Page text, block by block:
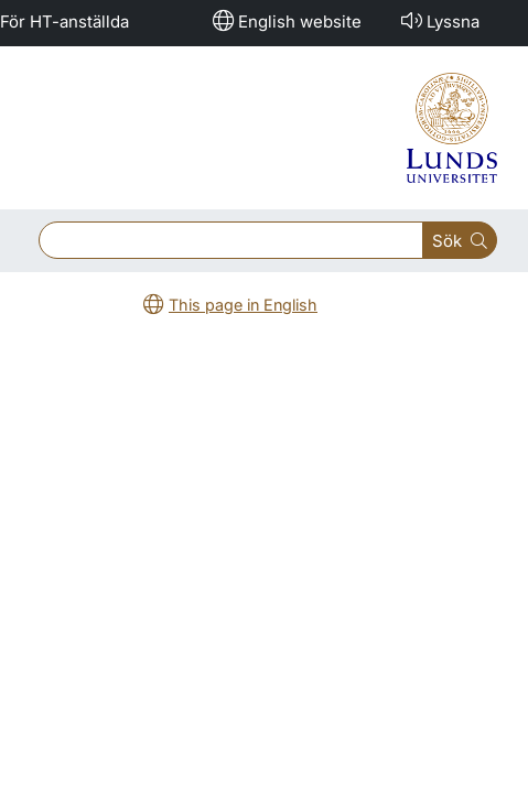
För HT-anställda English website Lyssna
Sök
This page in English